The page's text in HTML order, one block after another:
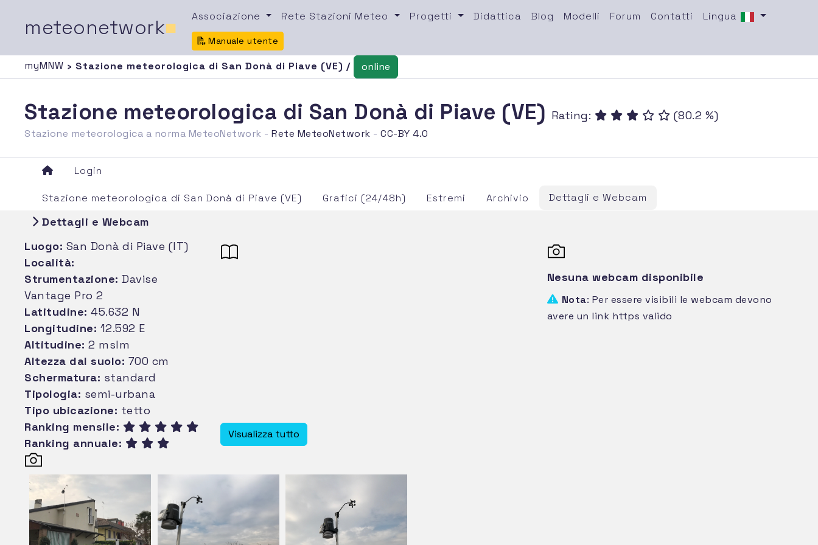
meteonetwork■ Associazione Rete Stazioni Meteo Progetti Didattica Blog Modelli Forum Contatti Lingua
Manuale utente
myMNW › Stazione meteorologica di San Donà di Piave (VE) / online
Stazione meteorologica di San Donà di Piave (VE) Rating: (80.2 %)
Stazione meteorologica a norma MeteoNetwork -Rete MeteoNetwork -CC-BY 4.0
Login
Stazione meteorologica di San Donà di Piave (VE) Grafici (24/48h) Estremi Archivio Dettagli e Webcam
Dettagli e Webcam
Luogo: San Donà di Piave (IT)
Località:
Strumentazione: Davise
Vantage Pro 2
Latitudine: 45.632 N
Longitudine: 12.592 E
Altitudine: 2 mslm
Altezza dal suolo: 700 cm
Schermatura: standard
Tipologia: semi-urbana
Tipo ubicazione: tetto
Ranking mensile:
Ranking annuale:
Visualizza tutto
Nesuna webcam disponibile
Nota: Per essere visibili le webcam devono
avere un link https valido